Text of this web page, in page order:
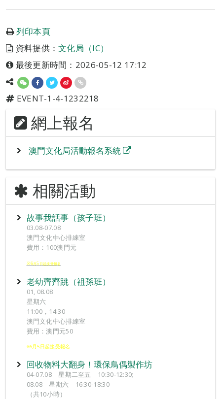
列印本頁
資料提供：文化局（IC）
最後更新時間：2026-05-12 17:12
EVENT-1-4-1232218
網上報名
澳門文化局活動報名系統
相關活動
故事我話事（孩子班）
03.08-07.08
澳門文化中心排練室
費用：100澳門元
※6 月5 日起接受報名
老幼齊齊跳（祖孫班）
01, 08.08
星期六
11:00，14:30
澳門文化中心排練室
費用：澳門元50
※6月5日起接受報名
回收物料大翻身！環保鳥偶製作坊
04-07.08 星期二至五 10:30-12:30;
08.08 星期六 16:30-18:30
（共10小時）